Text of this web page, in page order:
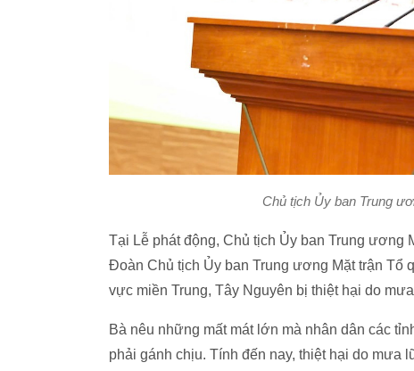
Chủ tịch Ủy ban Trung
Tại Lễ phát động, Chủ tịch Ủy ban Trung ương
Đoàn Chủ tịch Ủy ban Trung ương Mặt trận Tổ
vực miền Trung, Tây Nguyên bị thiệt hại do
Bà nêu những mất mát lớn mà nhân dân các
phải gánh chịu. Tính đến nay, thiệt hại do mưa